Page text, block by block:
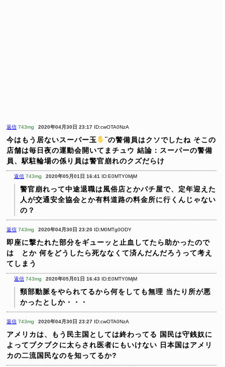
返信 743mg 2020年04月30日 23:17 ID:cwOTA0NzA
今はもう居ないスーパー玉 ¨の警備員はクソでしたね そこの
店舗は毎日夜の運動会開いてまチュウ 結論：スーパーの警備
員、駅駐輪場の係り員は警官崩れのクズだらけ
返信 743mg 2020年05月01日 16:41 ID:E0MTY0MjM
警官崩れって中途退職は風俗店とかパチ屋で、定年迎えた
人が交通安全協会とか有料道路の料金所に行くんじゃない
の？
返信 743mg 2020年04月30日 23:20 ID:M0MTg0ODY
即座に撃たれた部分をギューッと止血してたら助かったので
は とか 何をどうしたら死ななくて済んだんだろうって考え
てしまう
返信 743mg 2020年05月01日 16:43 ID:E0MTY0MjM
頸部動脈をやられてるから何をしても無理 当たり所が悪
かったとしか・・・
返信 743mg 2020年04月30日 23:27 ID:cwOTA0NzA
アメリカは、もう民主国としては終わってる 国民は守銭奴に
よってブクブクに太らされ医者にもいけない 日本国はアメリ
カの二流国民なのを知ってるか?